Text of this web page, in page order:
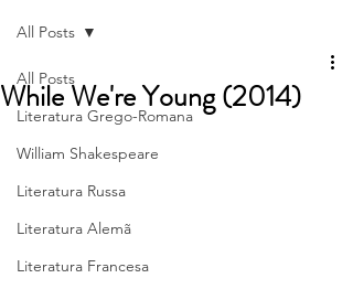
All Posts
Literatura Grego-Romana
William Shakespeare
Literatura Russa
Literatura Alemã
Literatura Francesa
All Posts
While We're Young (2014)